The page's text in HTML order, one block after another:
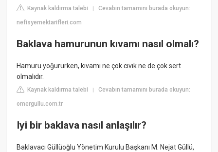
Kaynak kaldırma talebi |Cevabın tamamını burada okuyun:
nefisyemektarifleri.com
Baklava hamurunun kıvamı nasıl olmalı?
Hamuru yoğururken, kıvamı ne çok cıvık ne de çok sert
olmalıdır.
Kaynak kaldırma talebi |Cevabın tamamını burada okuyun:
omergullu.com.tr
Iyi bir baklava nasıl anlaşılır?
Baklavacı Güllüoğlu Yönetim Kurulu Başkanı M. Nejat Güllü,